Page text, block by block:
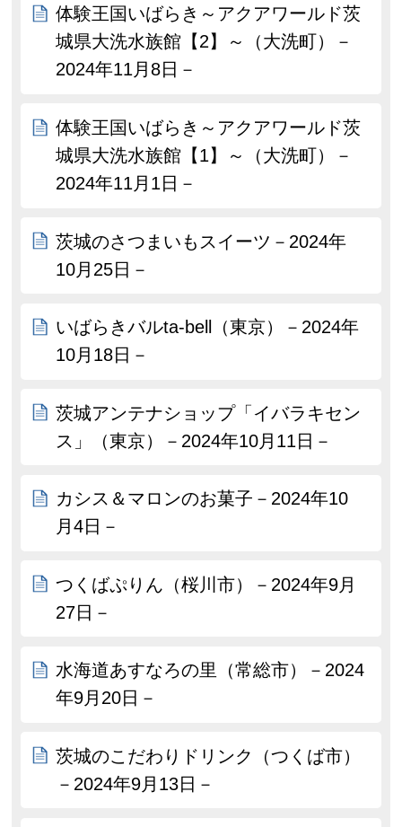
体験王国いばらき～アクアワールド茨
城県大洗水族館【2】～（大洗町）－
2024年11月8日－
体験王国いばらき～アクアワールド茨
城県大洗水族館【1】～（大洗町）－
2024年11月1日－
茨城のさつまいもスイーツ－2024年
10月25日－
いばらきバルta-bell（東京）－2024年
10月18日－
茨城アンテナショップ「イバラキセン
ス」（東京）－2024年10月11日－
カシス＆マロンのお菓子－2024年10
月4日－
つくばぷりん（桜川市）－2024年9月
27日－
水海道あすなろの里（常総市）－2024
年9月20日－
茨城のこだわりドリンク（つくば市）
－2024年9月13日－